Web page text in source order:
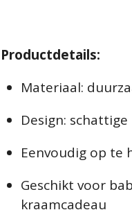
Productdetails:
Materiaal:
Design:
Eenvoudig op te
Geschikt voor
kraamcadeau